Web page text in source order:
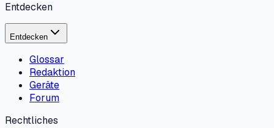
Entdecken
Entdecken
Glossar
Redaktion
Geräte
Forum
Rechtliches